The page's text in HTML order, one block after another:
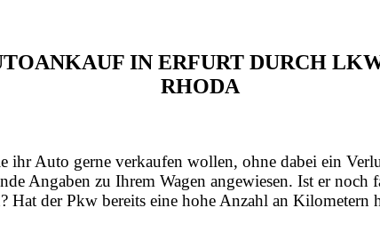
IN ERFURT DURCH
RHODA
Auto gerne verkaufen wollen, ohne dabei ein
Angaben zu Ihrem Wagen angewiesen. Ist er
Hat der Pkw bereits eine hohe Anzahl an Kilometern